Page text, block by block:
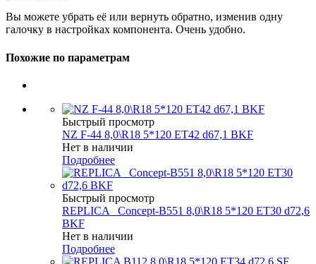
Вы можете убрать её или вернуть обратно, изменив одну
галочку в настройках компонента. Очень удобно.
Похожие по параметрам
Быстрый просмотр
NZ F-44 8,0\R18 5*120 ET42 d67,1 BKF
Нет в наличии
Подробнее
Быстрый просмотр
REPLICA _Concept-B551 8,0\R18 5*120 ET30 d72,6
BKF
Нет в наличии
Подробнее